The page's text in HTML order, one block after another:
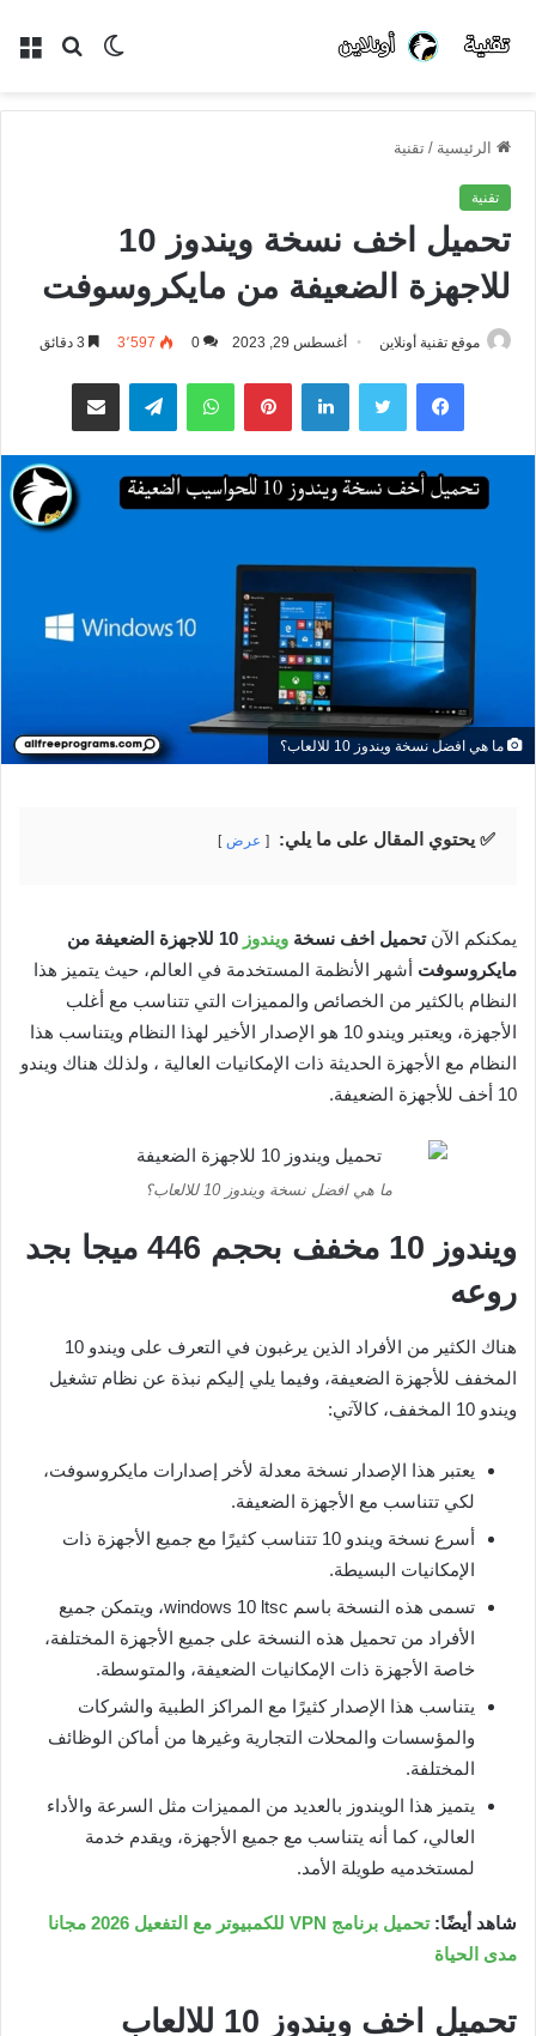
بحث الوضع
الرئيسية / تقنية
تقنية
تحميل اخف نسخة ويندوز 10
للاجهزة الضعيفة من مايكروسوفت
موقع تقنية أونلاين أغسطس 29, 2023 0 3٬597
فيسبوك تويتر لينكدإن بينتيريستواتساب تيلقرام مشاركة عبر البريد
ما هي افضل نسخة ويندوز 10 للالعاب؟
✅ يحتوي المقال على ما يلي: عرض
يمكنكم الآن تحميل اخف نسخة ويندوز
10 للاجهزة الضعيفة من
مايكروسوفت أشهر الأنظمة المستخدمة في العالم، حيث يتميز هذا
النظام بالكثير من الخصائص والمميزات التي تتناسب مع أغلب
الأجهزة، ويعتبر ويندو 10 هو الإصدار الأخير لهذا النظام ويتناسب هذا
النظام مع الأجهزة الحديثة ذات الإمكانيات العالية ، ولذلك هناك ويندو
10 أخف للأجهزة الضعيفة.
ما هي افضل نسخة ويندوز 10 للالعاب؟
ويندوز 10 مخفف بحجم 446 ميجا بجد
روعه
هناك الكثير من الأفراد الذين يرغبون في التعرف على ويندو 10
المخفف للأجهزة الضعيفة، وفيما يلي إليكم نبذة عن نظام تشغيل
ويندو 10 المخفف، كالآتي:
يعتبر هذا الإصدار نسخة معدلة لأخر إصدارات مايكروسوفت،
لكي تتناسب مع الأجهزة الضعيفة.
أسرع نسخة ويندو 10 تتناسب كثيرًا مع جميع الأجهزة ذات
الإمكانيات البسيطة.
تسمى هذه النسخة باسم windows 10 ltsc، ويتمكن جميع
الأفراد من تحميل هذه النسخة على جميع الأجهزة المختلفة،
خاصة الأجهزة ذات الإمكانيات الضعيفة، والمتوسطة.
يتناسب هذا الإصدار كثيرًا مع المراكز الطبية والشركات
والمؤسسات والمحلات التجارية وغيرها من أماكن الوظائف
المختلفة.
يتميز هذا الويندوز بالعديد من المميزات مثل السرعة والأداء
العالي، كما أنه يتناسب مع جميع الأجهزة، ويقدم خدمة
لمستخدميه طويلة الأمد.
شاهد أيضًا:
تحميل برنامج VPN للكمبيوتر مع التفعيل 2026 مجانا
مدى الحياة
تحميل اخف ويندوز 10 للالعاب